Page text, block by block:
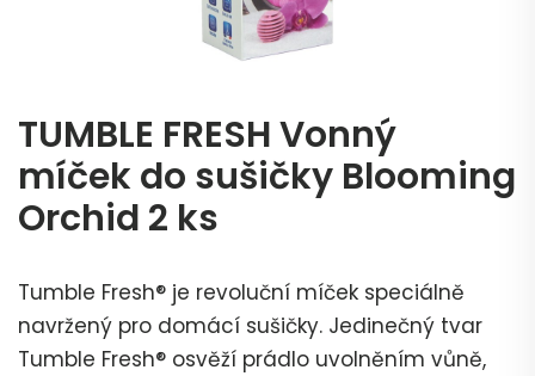
TUMBLE FRESH Vonný
míček do sušičky Blooming
Orchid 2 ks
Tumble Fresh® je revoluční míček speciálně
navržený pro domácí sušičky. Jedinečný tvar
Tumble Fresh® osvěží prádlo uvolněním vůně,